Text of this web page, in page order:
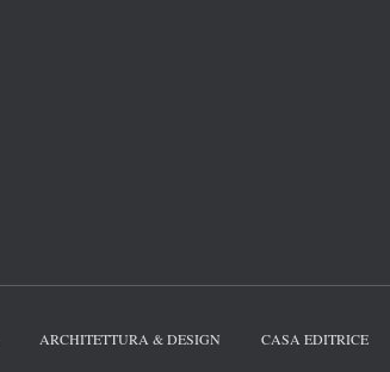
ARCHITETTURA & DESIGN CASA EDITRICE